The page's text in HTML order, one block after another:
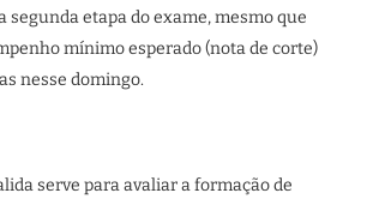
segunda etapa do exame, mesmo que
mínimo esperado (nota de corte)
nesse domingo.
serve para avaliar a formação de